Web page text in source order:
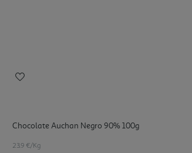
Chocolate Auchan Negro 90% 100g
23.9 €/Kg